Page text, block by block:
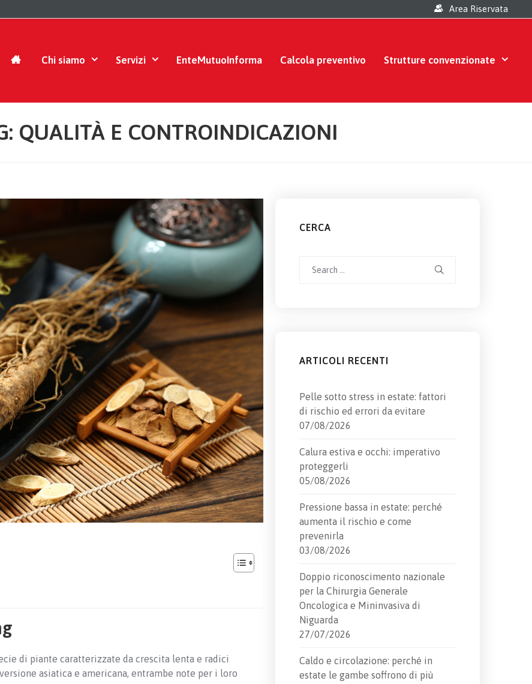
Area Riservata
Chi siamo Servizi EnteMutuoInforma Calcola preventivo Strutture convenzionate
QUALITÀ E CONTROINDICAZIONI
di piante caratterizzate da crescita lenta e radici
asiatica e americana, entrambe note per i loro
CERCA
ARTICOLI RECENTI
Pelle sotto stress in estate: fattori
di rischio ed errori da evitare
07/08/2026
Calura estiva e occhi: imperativo
proteggerli
05/08/2026
Pressione bassa in estate: perché
aumenta il rischio e come
prevenirla
03/08/2026
Doppio riconoscimento nazionale
per la Chirurgia Generale
Oncologica e Mininvasiva di
Niguarda
27/07/2026
Caldo e circolazione: perché in
estate le gambe soffrono di più